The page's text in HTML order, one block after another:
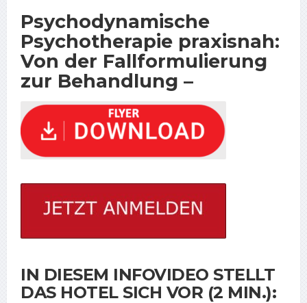
Psychodynamische
Psychotherapie praxisnah:
Von der Fallformulierung
zur Behandlung –
IN DIESEM INFOVIDEO STELLT
DAS HOTEL SICH VOR (2 MIN.):